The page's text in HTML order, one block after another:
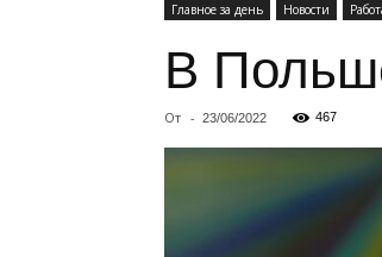
Главное за день Новости
В
От - 23/06/2022 467